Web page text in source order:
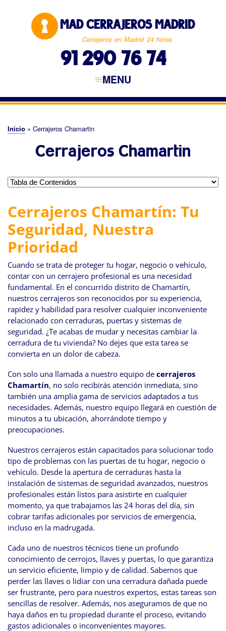
al
contenido
principal
MAD CERRAJEROS MADRID
Cerrajeros en Madrid 24 horas
91 290 76 74
principal
MENU
CERRAJEROS MADRID
MADRID CAPITAL
NORTE DE MADRID
ESTE DE MADRID
SUR DE MADRID
OESTE DE MADRID
Sobrescribir
enlaces
ayuda
la
navegación
Inicio Cerrajeros Chamartin
Cerrajeros Chamartin
Cerrajeros Chamartín: Tu
Seguridad, Nuestra
Prioridad
Cuando se trata de proteger tu hogar, negocio o vehículo,
contar con un cerrajero profesional es una necesidad
fundamental. En el concurrido distrito de Chamartín,
nuestros cerrajeros son reconocidos por su experiencia,
rapidez y habilidad para resolver cualquier inconveniente
relacionado con cerraduras, puertas y sistemas de
seguridad. ¿Te acabas de mudar y necesitas cambiar la
cerradura de tu vivienda? No dejes que esta tarea se
convierta en un dolor de cabeza.
Con solo una llamada a nuestro equipo de cerrajeros
Chamartín, no solo recibirás atención inmediata, sino
también una amplia gama de servicios adaptados a tus
necesidades. Además, nuestro equipo llegará en cuestión de
minutos a tu ubicación, ahorrándote tiempo y
preocupaciones.
Nuestros cerrajeros están capacitados para solucionar todo
tipo de problemas con las puertas de tu hogar, negocio o
vehículo. Desde la apertura de cerraduras hasta la
instalación de sistemas de seguridad avanzados, nuestros
profesionales están listos para asistirte en cualquier
momento, ya que trabajamos las 24 horas del día, sin
cobrar tarifas adicionales por servicios de emergencia,
incluso en la madrugada.
Cada uno de nuestros técnicos tiene un profundo
conocimiento de cerrojos, llaves y puertas, lo que garantiza
un servicio eficiente, limpio y de calidad. Sabemos que
perder las llaves o lidiar con una cerradura dañada puede
ser frustrante, pero para nuestros expertos, estas tareas son
sencillas de resolver. Además, nos aseguramos de que no
haya daños en tu propiedad durante el proceso, evitando
gastos adicionales o inconvenientes mayores.